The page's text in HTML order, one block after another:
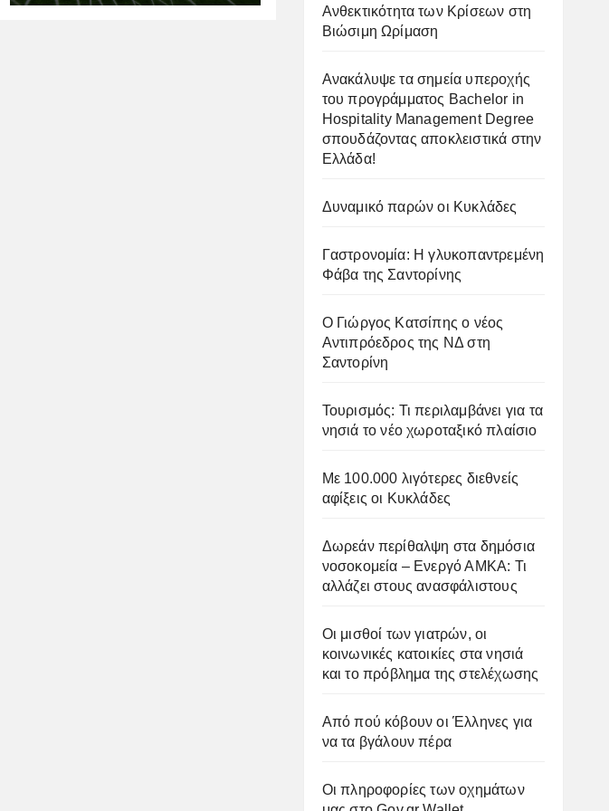
Ανθεκτικότητα των Κρίσεων στη
Βιώσιμη Ωρίμαση
Ανακάλυψε τα σημεία υπεροχής
του προγράμματος Bachelor in
Hospitality Management Degree
σπουδάζοντας αποκλειστικά στην
Ελλάδα!
Δυναμικό παρών οι Κυκλάδες
Γαστρονομία: Η γλυκοπαντρεμένη
Φάβα της Σαντορίνης
Ο Γιώργος Κατσίπης ο νέος
Αντιπρόεδρος της ΝΔ στη
Σαντορίνη
Τουρισμός: Τι περιλαμβάνει για τα
νησιά το νέο χωροταξικό πλαίσιο
Με 100.000 λιγότερες διεθνείς
αφίξεις οι Κυκλάδες
Δωρεάν περίθαλψη στα δημόσια
νοσοκομεία – Ενεργό ΑΜΚΑ: Τι
αλλάζει στους ανασφάλιστους
Οι μισθοί των γιατρών, οι
κοινωνικές κατοικίες στα νησιά
και το πρόβλημα της στελέχωσης
Από πού κόβουν οι Έλληνες για
να τα βγάλουν πέρα
Οι πληροφορίες των οχημάτων